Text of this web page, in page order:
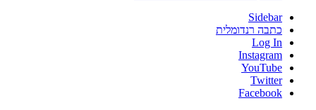
Sidebar
כתבה רנדומלית
Log In
Instagram
YouTube
Twitter
Facebook